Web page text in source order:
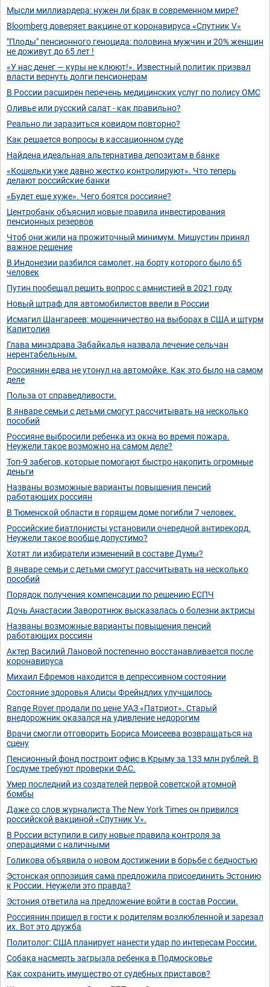
Мысли миллиардера: нужен ли брак в современном мире?
Bloomberg доверяет вакцине от коронавируса «Спутник V»
"Плоды" пенсионного геноцида: половина мужчин и 20% женщин
не доживут до 65 лет !
«У нас денег — куры не клюют!». Известный политик призвал
власти вернуть долги пенсионерам
В России расширен перечень медицинских услуг по полису ОМС
Оливье или русский салат - как правильно?
Реально ли заразиться ковидом повторно?
Как решается вопросы в кассационном суде
Найдена идеальная альтернатива депозитам в банке
«Кошельки уже давно жестко контролируют». Что теперь
делают российские банки
«Будет еще хуже». Чего боятся россияне?
Центробанк объяснил новые правила инвестирования
пенсионных резервов
Чтоб они жили на прожиточный минимум. Мишустин принял
важное решение
В Индонезии разбился самолет, на борту которого было 65
человек
Путин пообещал решить вопрос с амнистией в 2021 году
Новый штраф для автомобилистов ввели в России
Исмагил Шангареев: мошенничество на выборах в США и штурм
Капитолия
Глава минздрава Забайкалья назвала лечение сельчан
нерентабельным.
Россиянин едва не утонул на автомойке. Как это было на самом
деле
Польза от справедливости.
В январе семьи с детьми смогут рассчитывать на несколько
пособий
Россияне выбросили ребенка из окна во время пожара.
Неужели такое возможно на самом деле?
Топ-9 забегов, которые помогают быстро накопить огромные
деньги
Названы возможные варианты повышения пенсий
работающих россиян
В Тюменской области в горящем доме погибли 7 человек.
Российские биатлонисты установили очередной антирекорд.
Неужели такое вообще допустимо?
Хотят ли избиратели изменений в составе Думы?
В январе семьи с детьми смогут рассчитывать на несколько
пособий
Порядок получения компенсации по решению ЕСПЧ
Дочь Анастасии Заворотнюк высказалась о болезни актрисы
Названы возможные варианты повышения пенсий
работающих россиян
Актер Василий Лановой постепенно восстанавливается после
коронавируса
Михаил Ефремов находится в депрессивном состоянии
Состояние здоровья Алисы Фрейндлих улучшилось
Range Rover продали по цене УАЗ «Патриот». Старый
внедорожник оказался на удивление недорогим
Врачи смогли отговорить Бориса Моисеева возвращаться на
сцену
Пенсионный фонд построит офис в Крыму за 133 млн рублей. В
Госдуме требуют проверки ФАС.
Умер последний из создателей первой советской атомной
бомбы
Даже со слов журналиста The New York Times он привился
российской вакциной «Спутник V».
В России вступили в силу новые правила контроля за
операциями с наличными
Голикова объявила о новом достижении в борьбе с бедностью
Эстонская оппозиция сама предложила присоединить Эстонию
к России. Неужели это правда?
Эстония ответила на предложение войти в состав России.
Россиянин пришел в гости к родителям возлюбленной и зарезал
их. Вот это дружба
Политолог: США планирует нанести удар по интересам России.
Собака насмерть загрызла ребенка в Подмосковье
Как сохранить имущество от судебных приставов?